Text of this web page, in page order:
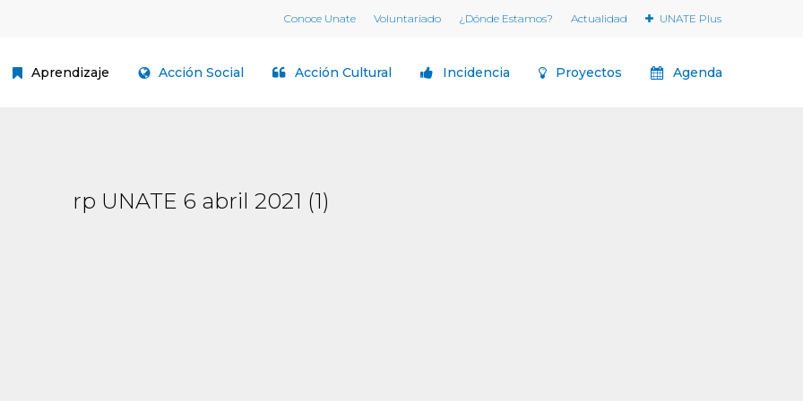
Conoce Unate Voluntariado ¿Dónde Estamos? Actualidad UNATE Plus
Aprendizaje Acción Social Acción Cultural Incidencia Proyectos Agenda
rp UNATE 6 abril 2021 (1)